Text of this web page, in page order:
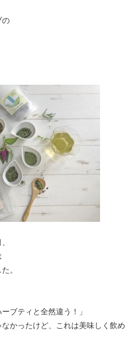
の
。
ブティと全然違う！」
なかったけど、これは美味しく飲め